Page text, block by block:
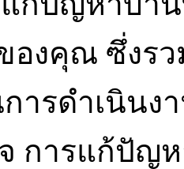
งคุณ ซึ่งรว
การดำเนิน
การแก้ปัญ